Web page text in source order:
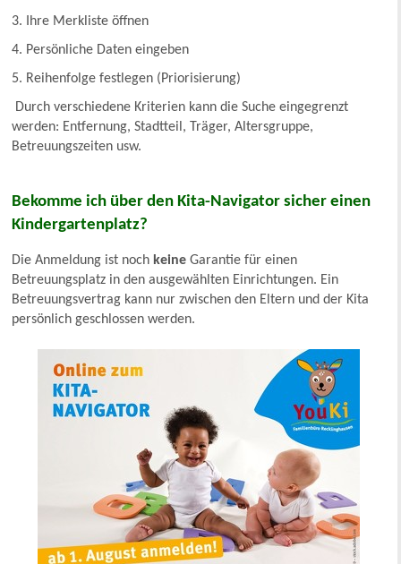
3. Ihre Merkliste öffnen
4. Persönliche Daten eingeben
5. Reihenfolge festlegen (Priorisierung)
Durch verschiedene Kriterien kann die Suche eingegrenzt
werden: Entfernung, Stadtteil, Träger, Altersgruppe,
Betreuungszeiten usw.
Bekomme ich über den Kita-Navigator sicher einen
Kindergartenplatz?
Die Anmeldung ist nochkeineGarantie für einen
Betreuungsplatz in den ausgewählten Einrichtungen. Ein
Betreuungsvertrag kann nur zwischen den Eltern und der Kita
persönlich geschlossen werden.